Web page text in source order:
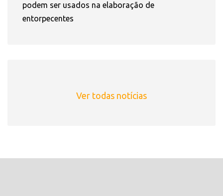
podem ser usados na elaboração de
entorpecentes
Ver todas notícias